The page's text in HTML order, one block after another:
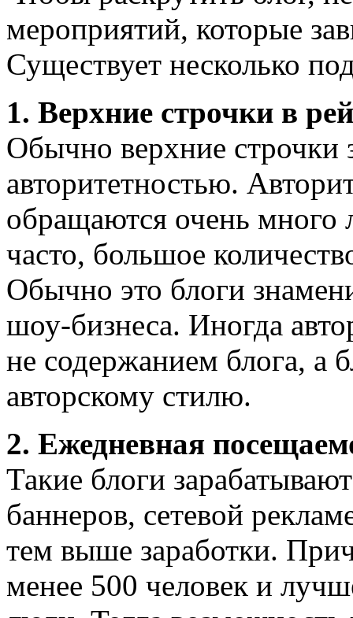
мероприятий, которые
Существует несколько
1. Верхние строчки в
Обычно верхние строчки
авторитетностью.
обращаются очень много
часто, большое
Обычно это блоги
шоу-бизнеса. Иногда
не содержанием блога, а
авторскому стилю.
2. Ежедневная
Такие блоги
баннеров, сетевой
тем выше заработки.
менее 500 человек и